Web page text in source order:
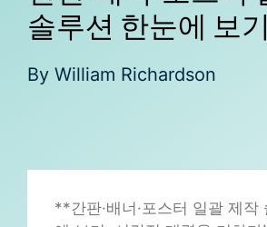
솔루션 한눈에 보기
By William Richardson
**간판·배너·포스터 일괄 제작